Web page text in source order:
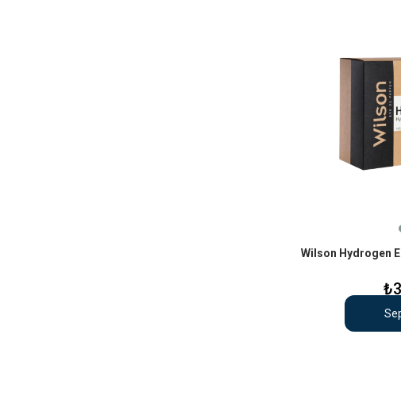
Wilson Hydrogen